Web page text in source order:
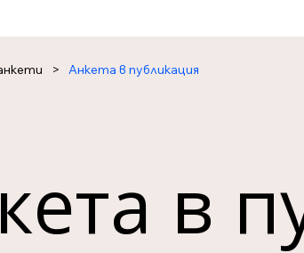
> Анкета в публикация
в